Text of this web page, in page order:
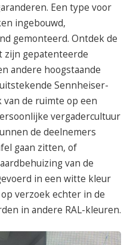
Een type voor
ingebouwd,
gemonteerd. Ontdek de
zijn gepatenteerde
andere hoogstaande
Sennheiser-
de ruimte op een
vergadercultuur
de deelnemers
gaan zitten, of
van de
in een witte kleur
verzoek echter in de
in andere RAL-kleuren.